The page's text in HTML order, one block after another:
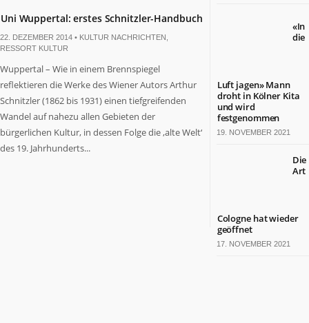
Uni Wuppertal: erstes Schnitzler-Handbuch
22. DEZEMBER 2014 • KULTUR NACHRICHTEN
RESSORT KULTUR
Wuppertal – Wie in einem Brennspiegel
reflektieren die Werke des Wiener Autors Arthur
Schnitzler (1862 bis 1931) einen tiefgreifenden
Wandel auf nahezu allen Gebieten der
bürgerlichen Kultur, in dessen Folge die ‚alte Welt‘
des 19. Jahrhunderts...
«In
die
Luft jagen» Mann
droht in Kölner Kita
und wird
festgenommen
19. NOVEMBER 2021
Die
Art
Cologne hat wieder
geöffnet
17. NOVEMBER 2021